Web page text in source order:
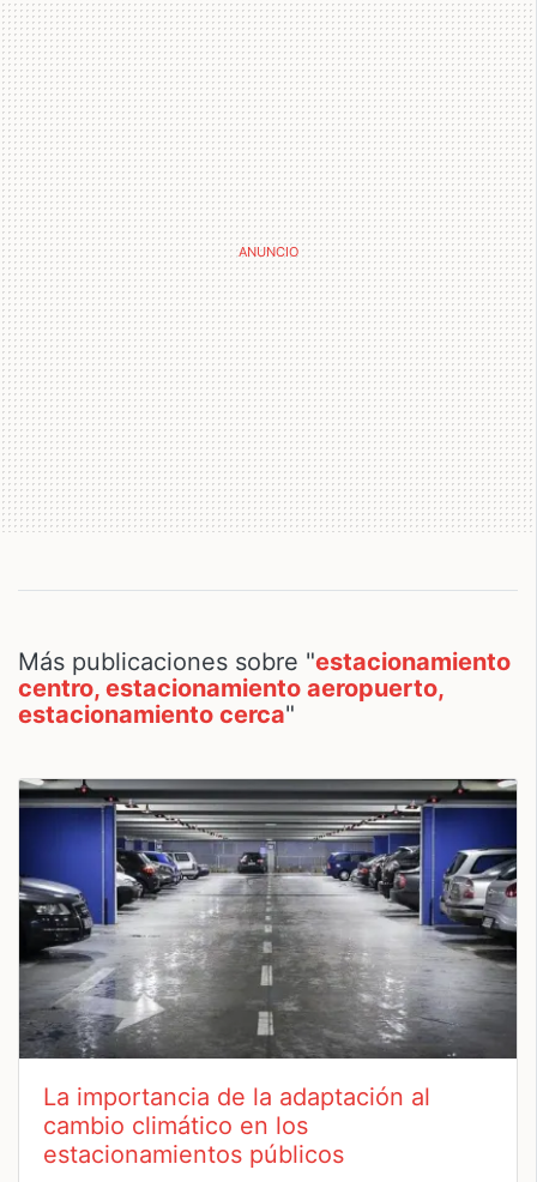
Más publicaciones sobre "estacionamiento
centro, estacionamiento aeropuerto,
estacionamiento cerca"
La importancia de la adaptación al
cambio climático en los
estacionamientos públicos